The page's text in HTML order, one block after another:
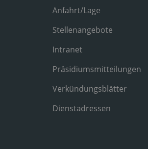
Anfahrt/Lage
Stellenangebote
Intranet
Präsidiumsmitteilungen
Verkündungsblätter
Dienstadressen